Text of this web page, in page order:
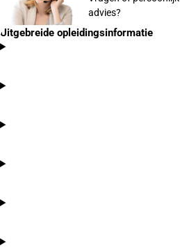
advies?
Uitgebreide opleidingsinformatie